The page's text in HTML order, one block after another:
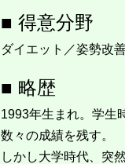
■ 得意分野
ダイエット／姿勢改
■ 略歴
1993年生まれ。学生
数々の成績を残す。
しかし大学時代、突